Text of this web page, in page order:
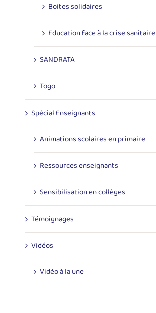
Boites solidaires
Education face à la crise sanitaire
SANDRATA
Togo
Spécial Enseignants
Animations scolaires en primaire
Ressources enseignants
Sensibilisation en collèges
Témoignages
Vidéos
Vidéo à la une